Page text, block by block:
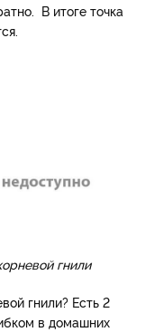
В итоге точка
гнили
гнили? Есть 2
в домашних